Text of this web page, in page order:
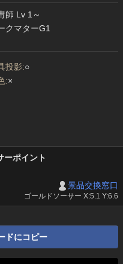
師 Lv 1～
クマターG1
投影:○
:×
ーポイント
景品交換窓口
ゴールドソーサー X:5.1 Y:6.6
ドにコピー